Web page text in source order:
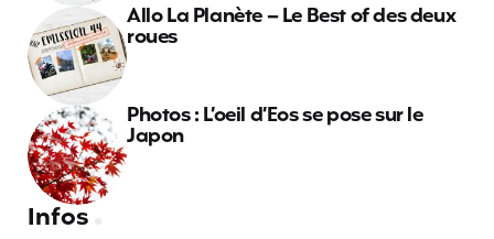
Allo La Planète – Le Best of des deux
roues
Photos : L’oeil d’Eos se pose sur le
Japon
Infos